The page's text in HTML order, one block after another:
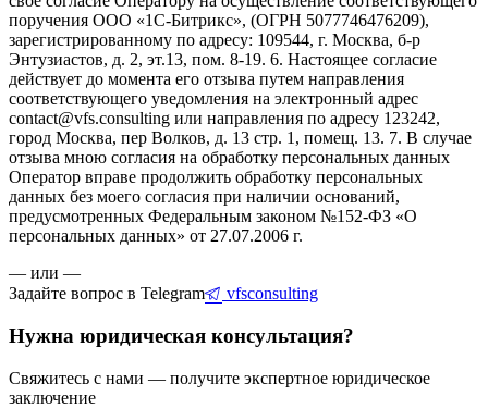
поручения ООО «1С-Битрикс», (ОГРН 5077746476209),
зарегистрированному по адресу: 109544, г. Москва, б-р
Энтузиастов, д. 2, эт.13, пом. 8-19. 6. Настоящее согласие
действует до момента его отзыва путем направления
соответствующего уведомления на электронный адрес
contact@vfs.consulting или направления по адресу 123242,
город Москва, пер Волков, д. 13 стр. 1, помещ. 13. 7. В случае
отзыва мною согласия на обработку персональных данных
Оператор вправе продолжить обработку персональных
данных без моего согласия при наличии оснований,
предусмотренных Федеральным законом №152-ФЗ «О
персональных данных» от 27.07.2006 г.
— или —
Задайте вопрос в Telegram
vfsconsulting
Нужна юридическая консультация?
Свяжитесь с нами — получите экспертное юридическое
заключение